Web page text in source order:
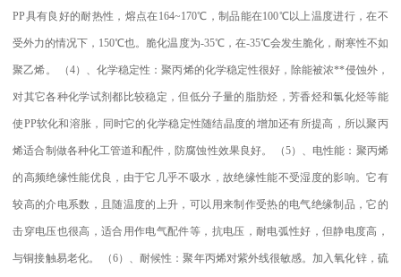
PP具有良好的耐热性，熔点在164~170℃ ，制品能在100℃以上温度进行，在不
受外力的情况下， 150℃也。脆化温度为-35℃，在-35℃会发生脆化，耐寒性不如
聚乙烯。 （4）、化学稳定性：聚丙烯的化学稳定性很好，除能被浓**侵蚀外，
对其它各种化学试剂都比较稳定，但低分子量的脂肪烃，芳香烃和氯化烃等能
使PP软化和溶胀，同时它的化学稳定性随结晶度的增加还有所提高，所以聚丙
烯适合制做各种化工管道和配件，防腐蚀性效果良好。 （5）、电性能：聚丙烯
的高频绝缘性能优良，由于它几乎不吸水，故绝缘性能不受湿度的影响。它有
较高的介电系数，且随温度的上升，可以用来制作受热的电气绝缘制品，它的
击穿电压也很高，适合用作电气配件等，抗电压，耐电弧性好，但静电度高，
与铜接触易老化。 （6）、耐候性：聚年丙烯对紫外线很敏感。加入氧化锌，硫